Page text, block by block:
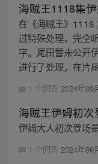
海贼王1118集
在《海贼王》1118
过特殊处理，完全
字。尾田暂未公开
进行了处理，在片
1 个回答 2024年09
海贼王伊姆初
伊姆大人初次登场
1 个回答 2024年09